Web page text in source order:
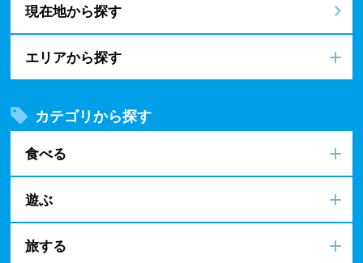
現在地から探す
エリアから探す
カテゴリから探す
食べる
遊ぶ
旅する